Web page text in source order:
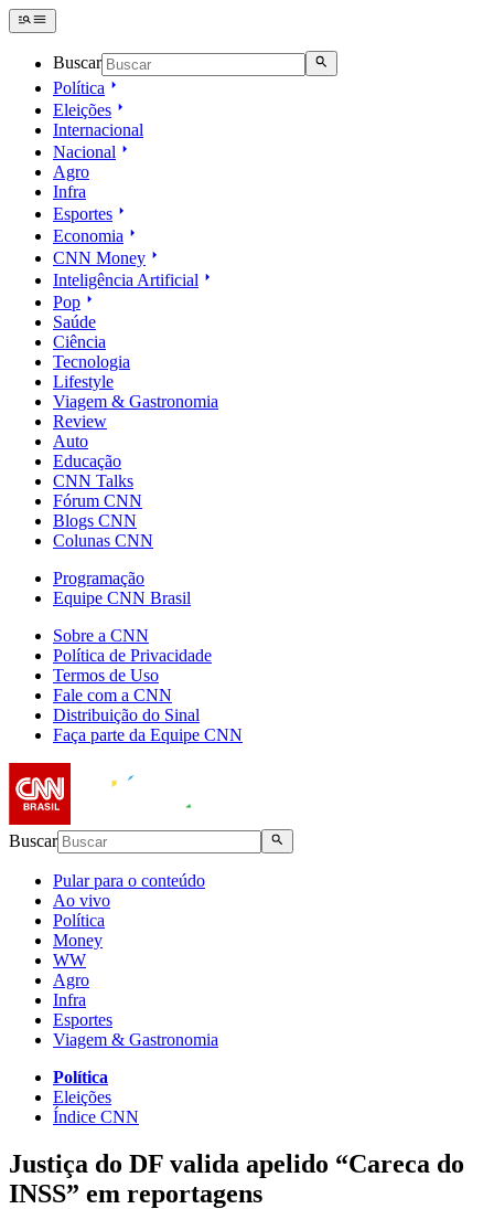
Buscar
Política
Eleições
Internacional
Nacional
Agro
Infra
Esportes
Economia
CNN Money
Inteligência Artificial
Pop
Saúde
Ciência
Tecnologia
Lifestyle
Viagem & Gastronomia
Review
Auto
Educação
CNN Talks
Fórum CNN
Blogs CNN
Colunas CNN
Programação
Equipe CNN Brasil
Sobre a CNN
Política de Privacidade
Termos de Uso
Fale com a CNN
Distribuição do Sinal
Faça parte da Equipe CNN
Buscar
Pular para o conteúdo
Ao vivo
Política
Money
WW
Agro
Infra
Esportes
Viagem & Gastronomia
Política
Eleições
Índice CNN
Justiça do DF valida apelido “Careca do
INSS” em reportagens